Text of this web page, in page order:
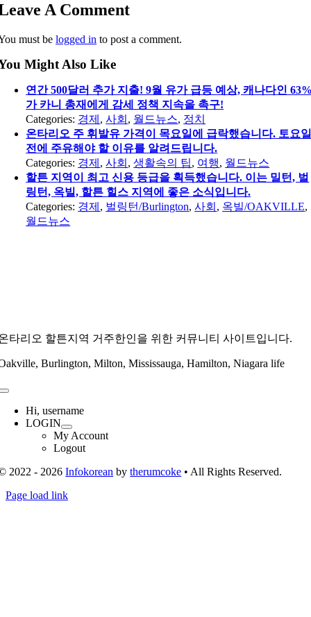
A Comment
must belogged in to post a comment.
Might Also Like
연간 500달러 추가 지출! 9월 유가 급등 예상, 캐나다인
가 카니 총재에게 감세 정책 지속을 촉구!
Categories: 경제 ,사회 , 월드뉴스, 정치
온타리오 주 휘발유 가격이 목요일에 급락했습니다. 토요
전에 주유해야 할 이유를 알려드립니다.
Categories: 경제 ,사회 ,생활속의 팁, 여행, 월드뉴스
할튼 지역이 최고 신용 등급을 획득했습니다. 이는 밀턴, 벌
링턴, 옥빌, 할튼 힐스 지역에 좋은 소식입니다.
Categories: 경제 , 벌링턴/Burlington,사회 , 옥빌/OAKVILLE,
월드뉴스
타리오 할튼지역 거주한인을 위한 커뮤니티 사이트입니다.
Burlington, Milton, Mississauga, Hamilton, Niagara life
Toggle
NavigationHi, username
LOGIN
My Account
Logout
2022 - 2026Infokorean bytherumcoke • All Rights Reserved.
Toggle
Page load link